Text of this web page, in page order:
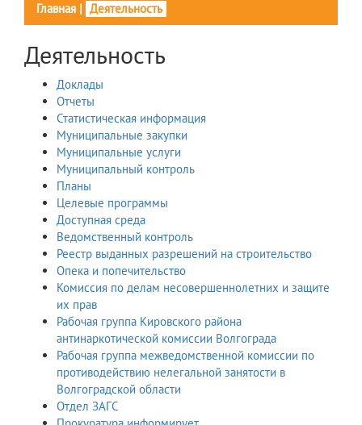
Главная | Деятельность
Деятельность
Доклады
Отчеты
Статистическая информация
Муниципальные закупки
Муниципальные услуги
Муниципальный контроль
Планы
Целевые программы
Доступная среда
Ведомственный контроль
Реестр выданных разрешений на строительство
Опека и попечительство
Комиссия по делам несовершеннолетних и защите
их прав
Рабочая группа Кировского района
антинаркотической комиссии Волгограда
Рабочая группа межведомственной комиссии по
противодействию нелегальной занятости в
Волгоградской области
Отдел ЗАГС